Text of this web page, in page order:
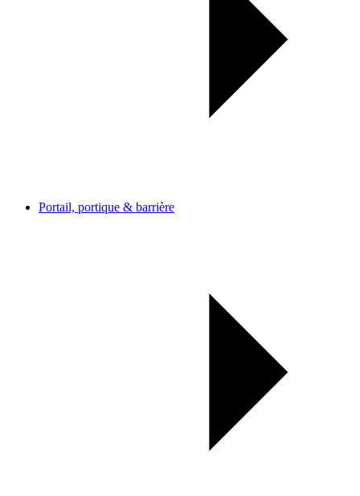
Portail, portique & barrière